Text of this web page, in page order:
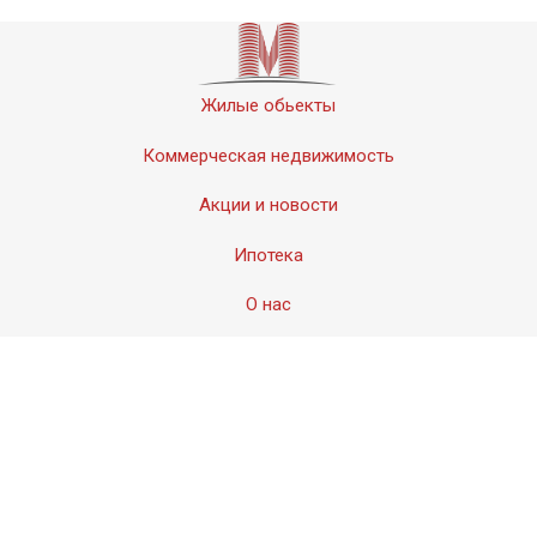
Жилые обьекты
Коммерческая недвижимость
Акции и новости
Ипотека
О нас